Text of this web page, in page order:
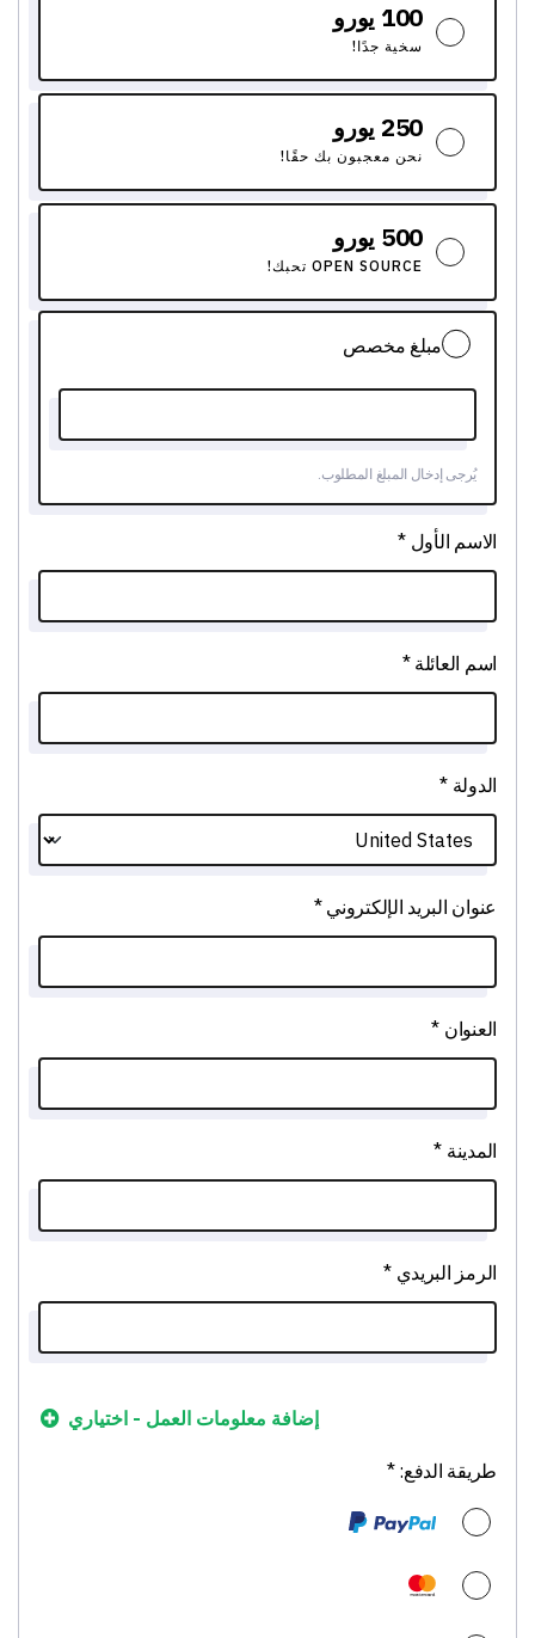
100 يورو
سخية جدًا!
250 يورو
نحن معجبون بك حقًا!
500 يورو
OPEN SOURCE تحبك!
مبلغ مخصص
يُرجى إدخال المبلغ المطلوب.
الاسم الأول *
اسم العائلة *
الدولة *
عنوان البريد الإلكتروني *
العنوان *
المدينة *
الرمز البريدي *
طريقة الدفع: *